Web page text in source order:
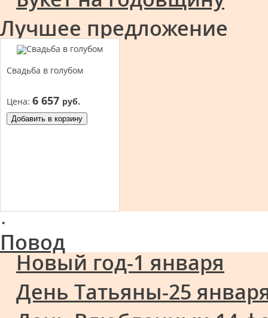
Лучшее предложение
Свадьба в голубом
Цена: 6 657 руб.
Добавить в корзину
·
Повод
Новый год-1 января
День Татьяны-25